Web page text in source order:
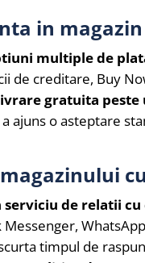
in magazin
multiple de
de creditare, Buy
gratuita
ajuns o asteptare
serviciu de relatii
Messenger,
timpul de